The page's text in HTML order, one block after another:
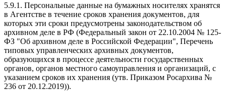
5.9.1. Персональные данные на бумажных носителях хранятся
в Агентстве в течение сроков хранения документов, для
которых эти сроки предусмотрены законодательством об
архивном деле в РФ (Федеральный закон от 22.10.2004 № 125-
ФЗ "Об архивном деле в Российской Федерации", Перечень
типовых управленческих архивных документов,
образующихся в процессе деятельности государственных
органов, органов местного самоуправления и организаций, с
указанием сроков их хранения (утв. Приказом Росархива №
236 от 20.12.2019)).